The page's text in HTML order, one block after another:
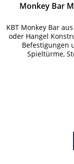
Monkey Bar
KBT Monkey Bar
oder Hangel
Befestigungen
Spieltürme,